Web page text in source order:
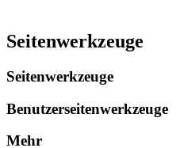
Seitenwerkzeuge
Seitenwerkzeuge
Benutzerseitenwerkzeuge
Mehr